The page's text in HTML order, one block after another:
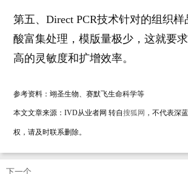
第五、Direct PCR技术针对的组织样
酸富集处理，模版量极少，这就要
高的灵敏度和扩增效率。
参考资料：翊圣生物、赛默飞生命科学等
本文文章来源：IVD从业者网转自搜狐网 ，不代表深
权，请及时联系删除。
下一个